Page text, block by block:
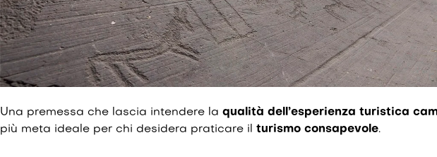
Una premessa che lascia intendere la qualità dell’esperienza turistica
più meta ideale per chi desidera praticare il turismo consapevole.